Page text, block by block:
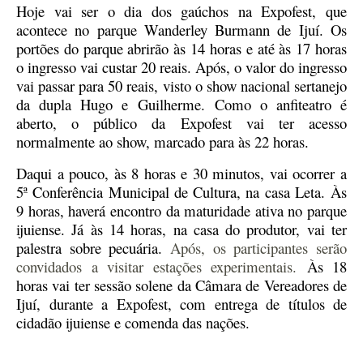
Hoje vai ser o dia dos gaúchos na Expofest, que
acontece no parque Wanderley Burmann de Ijuí. Os
portões do parque abrirão às 14 horas e até às 17 horas
o ingresso vai custar 20 reais. Após, o valor do ingresso
vai passar para 50 reais, visto o show nacional sertanejo
da dupla Hugo e Guilherme. Como o anfiteatro é
aberto, o público da Expofest vai ter acesso
normalmente ao show, marcado para às 22 horas.
Daqui a pouco, às 8 horas e 30 minutos, vai ocorrer a
5ª Conferência Municipal de Cultura, na casa Leta. Às
9 horas, haverá encontro da maturidade ativa no parque
ijuiense. Já às 14 horas, na casa do produtor, vai ter
palestra sobre pecuária. Após, os participantes serão
convidados a visitar estações experimentais. Às 18
horas vai ter sessão solene da Câmara de Vereadores de
Ijuí, durante a Expofest, com entrega de títulos de
cidadão ijuiense e comenda das nações.